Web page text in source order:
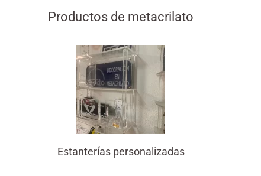
Productos de metacrilato
Estanterías personalizadas